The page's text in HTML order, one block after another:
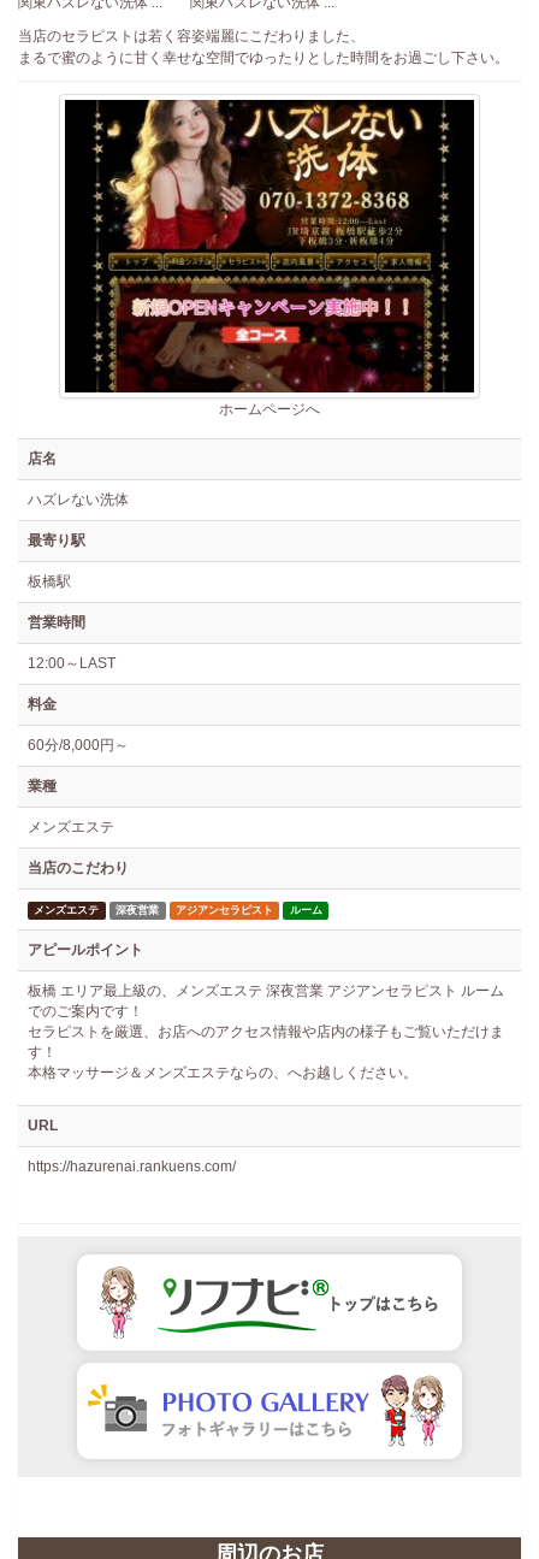
当店のセラピストは若く容姿端麗にこだわりました、
まるで蜜のように甘く幸せな空間でゆったりとした時間をお過ごし下さい。
ホームページへ
店名
ハズレない洗体
最寄り駅
板橋駅
営業時間
12:00～LAST
料金
60分/8,000円～
業種
メンズエステ
当店のこだわり
メンズエステ 深夜営業 アジアンセラピスト ルーム
アピールポイント
板橋 エリア最上級の、メンズエステ 深夜営業 アジアンセラピスト ルーム
でのご案内です！
セラピストを厳選、お店へのアクセス情報や店内の様子もご覧いただけま
す！
本格マッサージ＆メンズエステならの、へお越しください。
URL
https://hazurenai.rankuens.com/
周辺のお店